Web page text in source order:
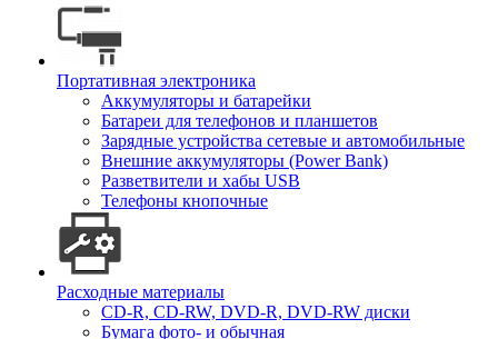
Портативная электроника
Аккумуляторы и батарейки
Батареи для телефонов и планшетов
Зарядные устройства сетевые и автомобильные
Внешние аккумуляторы (Power Bank)
Разветвители и хабы USB
Телефоны кнопочные
Расходные материалы
CD-R, CD-RW, DVD-R, DVD-RW диски
Бумага фото- и обычная